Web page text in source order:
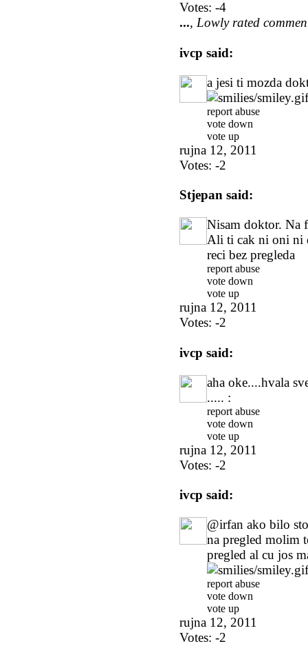
Votes: -4
..., Lowly rated
ivcp said:
a jesi ti mozda
report abuse
vote down
vote up
rujna 12, 2011
Votes: -2
Stjepan said:
Nisam doktor. Na
Ali ti cak ni oni ni
reci bez pregleda
report abuse
vote down
vote up
rujna 12, 2011
Votes: -2
ivcp said:
aha oke....hvala
..... :
report abuse
vote down
vote up
rujna 12, 2011
Votes: -2
ivcp said:
@irfan ako bilo
na pregled molim
pregled al cu jos
report abuse
vote down
vote up
rujna 12, 2011
Votes: -2